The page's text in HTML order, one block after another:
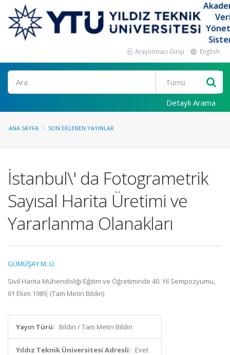
Araştırmacı Girişi English
Ara
Detaylı Arama
ANA SAYFA SON EKLENEN YAYINLAR
İstanbul\' da Fotogrametrik
Sayısal Harita Üretimi ve
Yararlanma Olanakları
GÜMÜŞAY M. Ü.
Sivil Harita Mühendisliği Eğitim ve Öğretiminde 40. Yıl Sempozyumu,
01 Ekim 1989, (Tam Metin Bildiri)
Yayın Türü: Bildiri / Tam Metin Bildiri
Yıldız Teknik Üniversitesi Adresli: Evet